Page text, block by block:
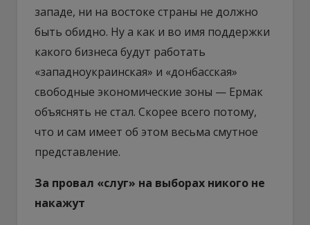
западе, ни на востоке страны не должно
быть обидно. Ну а как и во имя поддержки
какого бизнеса будут работать
«западноукраинская» и «донбасская»
свободные экономические зоны — Ермак
объяснять не стал. Скорее всего потому,
что и сам имеет об этом весьма смутное
представление.
За провал «слуг» на выборах никого не
накажут